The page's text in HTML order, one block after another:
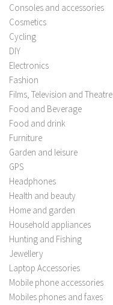
Consoles and accessories
Cosmetics
Cycling
DIY
Electronics
Fashion
Films, Television and Theatre
Food and Beverage
Food and drink
Furniture
Garden and leisure
GPS
Headphones
Health and beauty
Home and garden
Household appliances
Hunting and Fishing
Jewellery
Laptop Accessories
Mobile phone accessories
Mobiles phones and faxes